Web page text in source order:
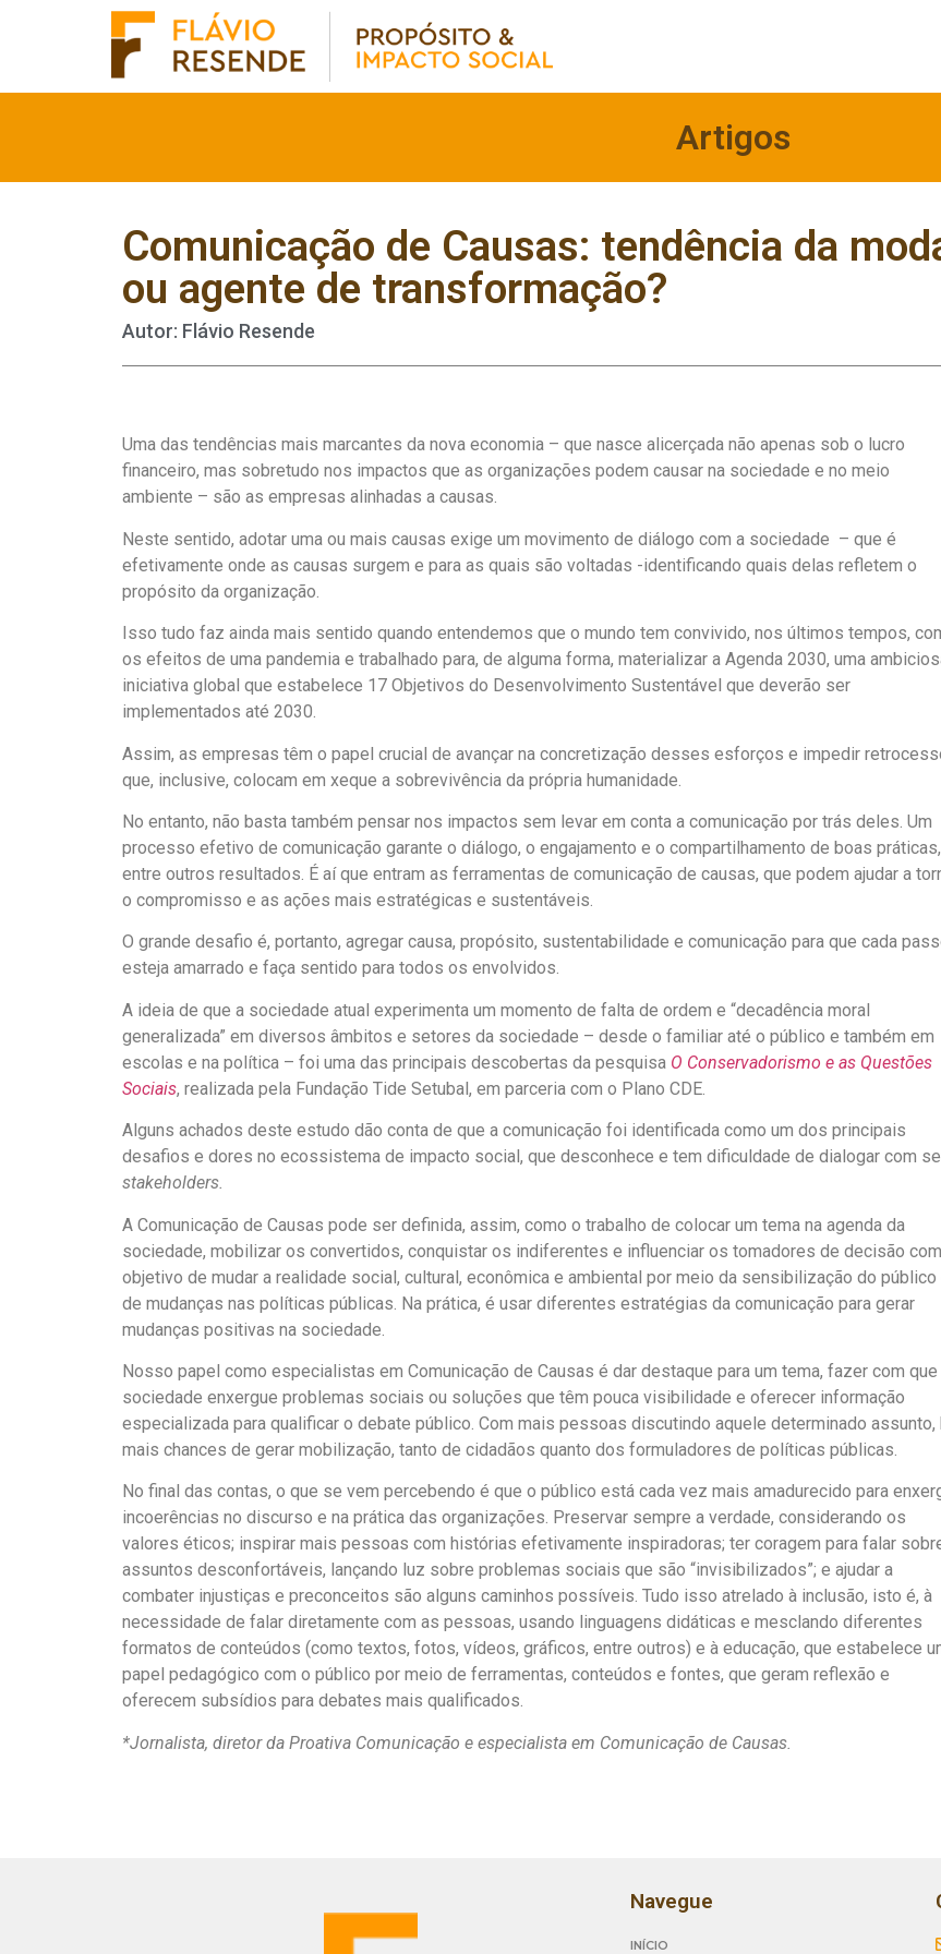
Artigos
Comunicação de Causas: tendência da
ou agente de transformação?
Autor: Flávio Resende
Uma das tendências mais marcantes da nova economia – que nasce alicerçada não apenas sob o lucro
financeiro, mas sobretudo nos impactos que as organizações podem causar na sociedade e no meio
ambiente – são as empresas alinhadas a causas.
Neste sentido, adotar uma ou mais causas exige um movimento de diálogo com a sociedade – que é
efetivamente onde as causas surgem e para as quais são voltadas -identificando quais delas refletem o
propósito da organização.
Isso tudo faz ainda mais sentido quando entendemos que o mundo tem convivido, nos últimos tempos,
os efeitos de uma pandemia e trabalhado para, de alguma forma, materializar a Agenda 2030, uma
iniciativa global que estabelece 17 Objetivos do Desenvolvimento Sustentável que deverão ser
implementados até 2030.
Assim, as empresas têm o papel crucial de avançar na concretização desses esforços e impedir
que, inclusive, colocam em xeque a sobrevivência da própria humanidade.
No entanto, não basta também pensar nos impactos sem levar em conta a comunicação por trás deles. Um
processo efetivo de comunicação garante o diálogo, o engajamento e o compartilhamento de boas práticas,
entre outros resultados. É aí que entram as ferramentas de comunicação de causas, que podem ajudar a
o compromisso e as ações mais estratégicas e sustentáveis.
O grande desafio é, portanto, agregar causa, propósito, sustentabilidade e comunicação para que cada
esteja amarrado e faça sentido para todos os envolvidos.
A ideia de que a sociedade atual experimenta um momento de falta de ordem e “decadência moral
generalizada” em diversos âmbitos e setores da sociedade – desde o familiar até o público e também em
escolas e na política – foi uma das principais descobertas da pesquisa O Conservadorismo e as Questões
Sociais, realizada pela Fundação Tide Setubal, em parceria com o Plano CDE.
Alguns achados deste estudo dão conta de que a comunicação foi identificada como um dos principais
desafios e dores no ecossistema de impacto social, que desconhece e tem dificuldade de dialogar com
stakeholders.
A Comunicação de Causas pode ser definida, assim, como o trabalho de colocar um tema na agenda da
sociedade, mobilizar os convertidos, conquistar os indiferentes e influenciar os tomadores de decisão
objetivo de mudar a realidade social, cultural, econômica e ambiental por meio da sensibilização do público
de mudanças nas políticas públicas. Na prática, é usar diferentes estratégias da comunicação para gerar
mudanças positivas na sociedade.
Nosso papel como especialistas em Comunicação de Causas é dar destaque para um tema, fazer com que
sociedade enxergue problemas sociais ou soluções que têm pouca visibilidade e oferecer informação
especializada para qualificar o debate público. Com mais pessoas discutindo aquele determinado assunto,
mais chances de gerar mobilização, tanto de cidadãos quanto dos formuladores de políticas públicas.
No final das contas, o que se vem percebendo é que o público está cada vez mais amadurecido para
incoerências no discurso e na prática das organizações. Preservar sempre a verdade, considerando os
valores éticos; inspirar mais pessoas com histórias efetivamente inspiradoras; ter coragem para falar
assuntos desconfortáveis, lançando luz sobre problemas sociais que são “invisibilizados”; e ajudar a
combater injustiças e preconceitos são alguns caminhos possíveis. Tudo isso atrelado à inclusão, isto é, à
necessidade de falar diretamente com as pessoas, usando linguagens didáticas e mesclando diferentes
formatos de conteúdos (como textos, fotos, vídeos, gráficos, entre outros) e à educação, que estabelece
papel pedagógico com o público por meio de ferramentas, conteúdos e fontes, que geram reflexão e
oferecem subsídios para debates mais qualificados.
*Jornalista, diretor da Proativa Comunicação e especialista em Comunicação de Causas.
Navegue
INÍCIO